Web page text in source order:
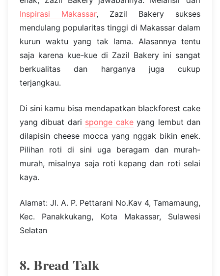
Inspirasi Makassar, Zazil Bakery sukses
mendulang popularitas tinggi di Makassar dalam
kurun waktu yang tak lama. Alasannya tentu
saja karena kue-kue di Zazil Bakery ini sangat
berkualitas dan harganya juga cukup
terjangkau.
Di sini kamu bisa mendapatkan blackforest cake
yang dibuat dari sponge cakeyang lembut dan
dilapisin cheese mocca yang nggak bikin enek.
Pilihan roti di sini uga beragam dan murah-
murah, misalnya saja roti kepang dan roti selai
kaya.
Alamat: Jl. A. P. Pettarani No.Kav 4, Tamamaung,
Kec. Panakkukang, Kota Makassar, Sulawesi
Selatan
8. Bread Talk